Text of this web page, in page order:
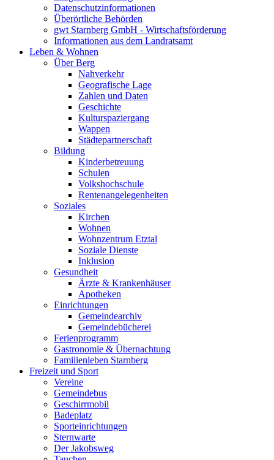
Datenschutzinformationen
Überörtliche Behörden
gwt Starnberg GmbH - Wirtschaftsförderung
Informationen aus dem Landratsamt
Leben & Wohnen
Über Berg
Nahverkehr
Geografische Lage
Zahlen und Daten
Geschichte
Kulturspaziergang
Wappen
Städtepartnerschaft
Bildung
Kinderbetreuung
Schulen
Volkshochschule
Rentenangelegenheiten
Soziales
Kirchen
Wohnen
Wohnzentrum Etztal
Soziale Dienste
Inklusion
Gesundheit
Ärzte & Krankenhäuser
Apotheken
Einrichtungen
Gemeindearchiv
Gemeindebücherei
Ferienprogramm
Gastronomie & Übernachtung
Familienleben Starnberg
Freizeit und Sport
Vereine
Gemeindebus
Geschirrmobil
Badeplatz
Sporteinrichtungen
Sternwarte
Der Jakobsweg